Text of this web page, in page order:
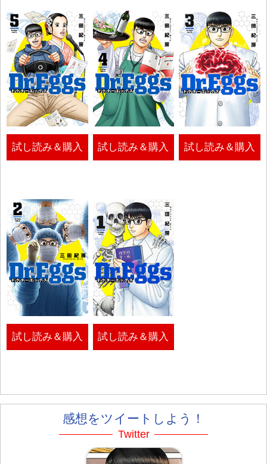
試し読み＆購入 試し読み＆購入 試し読み＆購入
試し読み＆購入 試し読み＆購入
感想をツイートしよう！
Twitter